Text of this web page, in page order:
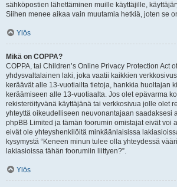
sähköpostien lähettäminen muille käyttäjille,
Siihen menee aikaa vain muutamia hetkiä, joten se
Ylös
Mikä on COPPA?
COPPA, tai Children’s Online Privacy Protection Act
yhdysvaltalainen laki, joka vaatii kaikkien
keräävät alle 13-vuotiailta tietoja, hankkia huoltajan
keräämiseen alle 13-vuotiaalta. Jos olet epävarma
rekisteröityvänä käyttäjänä tai verkkosivua jolle olet
yhteyttä oikeudelliseen neuvonantajaan saadaksesi
phpBB Limited ja tämän foorumin omistajat eivät voi
eivät ole yhteyshenkilöitä minkäänlaisissa
kysymystä “Keneen minun tulee olla yhteydessä
lakiasioissa tähän foorumiin liittyen?”.
Ylös